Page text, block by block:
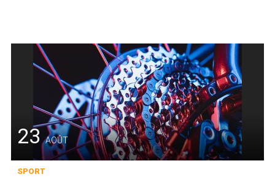
23AOÛT
SPORT